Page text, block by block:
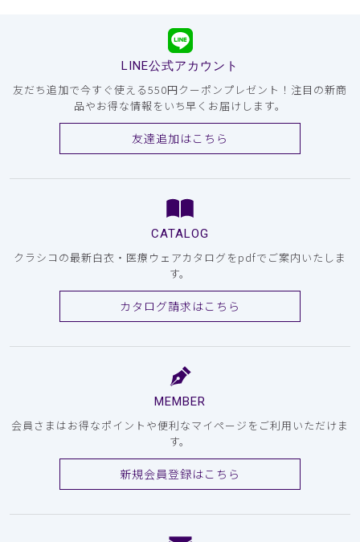
LINE公式アカウント
友だち追加で今すぐ使える550円クーポンプレゼント！注目の新商
品やお得な情報をいち早くお届けします。
友達追加はこちら
CATALOG
クラシコの最新白衣・医療ウェアカタログをpdfでご案内いたしま
す。
カタログ請求はこちら
MEMBER
会員さまはお得なポイントや便利なマイページをご利用いただけま
す。
新規会員登録はこちら